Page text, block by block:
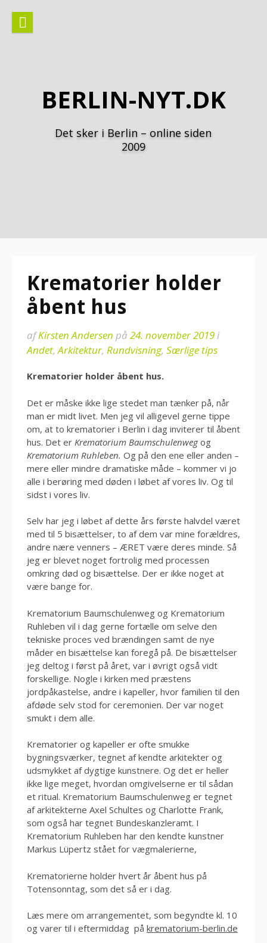
indhold
BERLIN-NYT.DK
Det sker i Berlin – online siden
2009
Krematorier holder
åbent hus
afKirsten Andersen på 24. november 2019i
Andet,Arkitektur, Rundvisning, Særlige tips
Krematorier holder åbent hus.
Det er måske ikke lige stedet man tænker på, når
man er midt livet. Men jeg vil alligevel gerne tippe
om, at to krematorier i Berlin i dag inviterer til åbent
hus. Det er Krematorium Baumschulenwegog
Krematorium Ruhleben. Og på den ene eller anden –
mere eller mindre dramatiske måde – kommer vi jo
alle i berøring med døden i løbet af vores liv. Og til
sidst i vores liv.
Selv har jeg i løbet af dette års første halvdel været
med til 5 bisættelser, to af dem var mine forældres,
andre nære venners – ÆRET være deres minde. Så
jeg er blevet noget fortrolig med processen
omkring død og bisættelse. Der er ikke noget at
være bange for.
Krematorium Baumschulenweg og Krematorium
Ruhleben vil i dag gerne fortælle om selve den
tekniske proces ved brændingen samt de nye
måder en bisættelse kan foregå på. De bisættelser
jeg deltog i først på året, var i øvrigt også vidt
forskellige. Nogle i kirken med præstens
jordpåkastelse, andre i kapeller, hvor familien til den
afdøde selv stod for ceremonien. Der var noget
smukt i dem alle.
Krematorier og kapeller er ofte smukke
bygningsværker, tegnet af kendte arkitekter og
udsmykket af dygtige kunstnere. Og det er heller
ikke lige meget, hvordan omgivelserne er til sådan
et ritual. Krematorium Baumschulenweg er tegnet
af arkitekterne Axel Schultes og Charlotte Frank,
som også har tegnet Bundeskanzleramt. I
Krematorium Ruhleben har den kendte kunstner
Markus Lüpertz stået for vægmalerierne,
Krematorierne holder hvert år åbent hus på
Totensonntag, som det så er i dag.
Læs mere om arrangementet, som begyndte kl. 10
og varer til i eftermiddag på krematorium-berlin.de